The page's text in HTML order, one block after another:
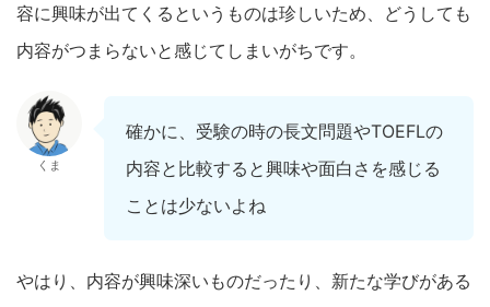
容に興味が出てくるというものは珍しいため、どうしても
内容がつまらないと感じてしまいがちです。
くま
確かに、受験の時の長文問題やTOEFLの
内容と比較すると興味や面白さを感じる
ことは少ないよね
やはり、内容が興味深いものだったり、新たな学びがある